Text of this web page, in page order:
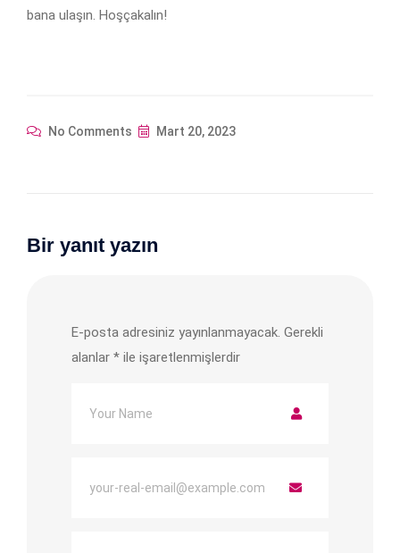
bana ulaşın. Hoşçakalın!
No Comments Mart 20, 2023
Bir yanıt yazın
E-posta adresiniz yayınlanmayacak. Gerekli
alanlar * ile işaretlenmişlerdir